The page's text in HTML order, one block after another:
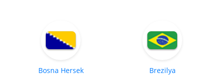
Bosna Hersek Brezilya